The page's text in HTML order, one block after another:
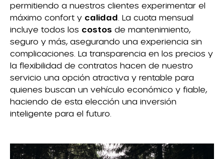
permitiendo a nuestros clientes experimentar el
máximo confort y calidad . La cuota mensual
incluye todos los costos de mantenimiento,
seguro y más, asegurando una experiencia sin
complicaciones. La transparencia en los precios y
la flexibilidad de contratos hacen de nuestro
servicio una opción atractiva y rentable para
quienes buscan un vehículo económico y fiable,
haciendo de esta elección una inversión
inteligente para el futuro.